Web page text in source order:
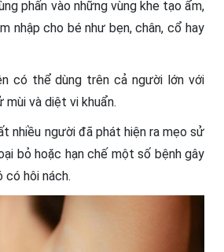
phấn vào những vùng khe tạo ẩm,
nhập cho bé như bẹn, chân, cổ hay
có thể dùng trên cả người lớn với
mùi và diệt vi khuẩn.
nhiều người đã phát hiện ra mẹo sử
bỏ hoặc hạn chế một số bệnh gây
hôi nách.